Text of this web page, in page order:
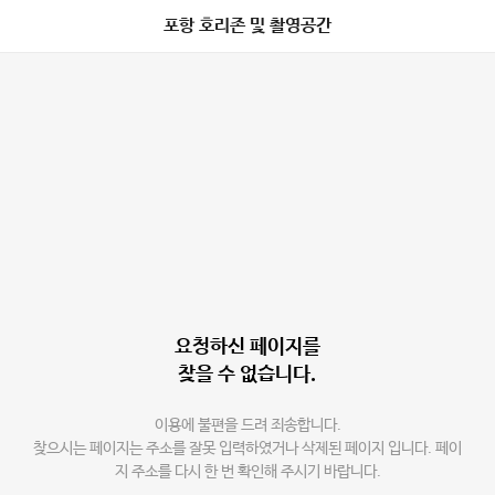
포항 호리존 및 촬영공간
요청하신 페이지를
찾을 수 없습니다.
이용에 불편을 드려 죄송합니다.
찾으시는 페이지는 주소를 잘못 입력하였거나 삭제된 페이지 입니다. 페이
지 주소를 다시 한 번 확인해 주시기 바랍니다.